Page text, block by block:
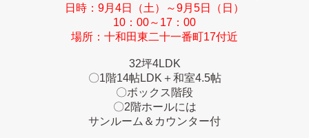
日時：9月4日（土）～9月5日（日）
10：00～17：00
場所：十和田東二十一番町17付近
32坪4LDK
〇1階14帖LDK＋和室4.5帖
〇ボックス階段
〇2階ホールには
サンルーム＆カウンター付